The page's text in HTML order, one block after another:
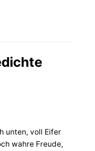
unten, voll Eifer
wahre Freude,